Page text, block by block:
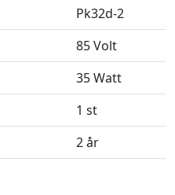
Pk32d-2
85 Volt
35 Watt
1 st
2 år